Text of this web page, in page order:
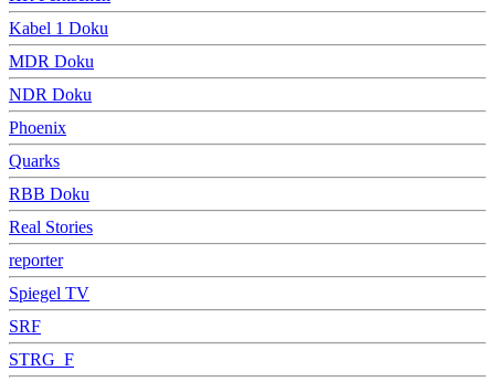
Kabel 1 Doku
MDR Doku
NDR Doku
Phoenix
Quarks
RBB Doku
Real Stories
reporter
Spiegel TV
SRF
STRG_F